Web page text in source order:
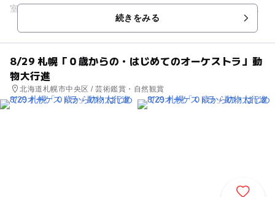
室などの各種イベントも定期的に開催されていて、事前に申し
込むことで、親子で楽しく参...続きをみる
8/29 札幌「０歳からの・はじめてのオーケストラ」動
物大行進
北海道札幌市中央区 / 芸術鑑賞・自然観賞